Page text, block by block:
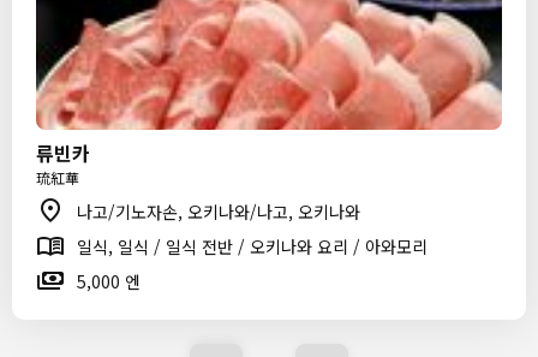
류빈카
琉紅華
나고/기노자손, 오키나와/나고, 오키나와
일식, 일식 / 일식 전반 / 오키나와 요리 / 아와모리
5,000 엔